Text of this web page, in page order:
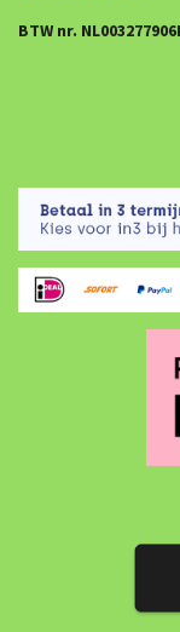
BTW nr.